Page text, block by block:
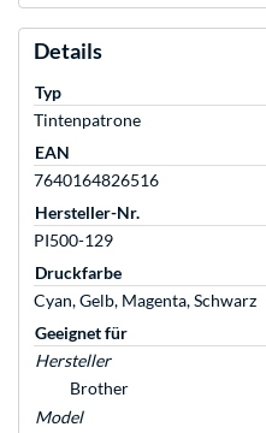
Details
Typ
Tintenpatrone
EAN
7640164826516
Hersteller-Nr.
PI500-129
Druckfarbe
Cyan, Gelb, Magenta, Schwarz
Geeignet für
Hersteller
Brother
Model